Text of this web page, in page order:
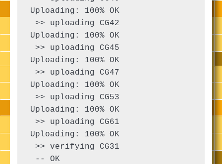
Uploading: 100% OK
>> uploading CG42
Uploading: 100% OK
>> uploading CG45
Uploading: 100% OK
>> uploading CG47
Uploading: 100% OK
>> uploading CG53
Uploading: 100% OK
>> uploading CG61
Uploading: 100% OK
>> verifying CG31
-- OK